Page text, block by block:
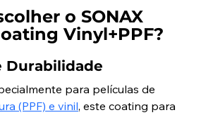
o SONAX
Vinyl+PPF?
Durabilidade
para películas de
(PPF) e vinil, este coating para